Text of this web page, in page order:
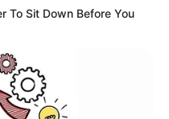
To Sit Down Before You